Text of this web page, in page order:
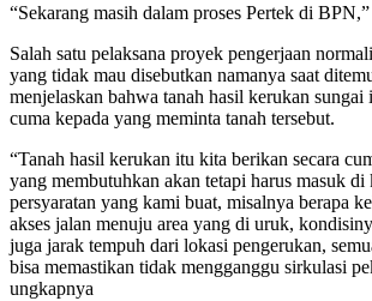
“Sekarang masih dalam proses Pertek di
Salah satu pelaksana proyek pengerjaan
yang tidak mau disebutkan namanya saat
menjelaskan bahwa tanah hasil kerukan
cuma kepada yang meminta tanah tersebut.
“Tanah hasil kerukan itu kita berikan secara
yang membutuhkan akan tetapi harus masuk di
persyaratan yang kami buat, misalnya berapa
akses jalan menuju area yang di uruk,
juga jarak tempuh dari lokasi pengerukan,
bisa memastikan tidak mengganggu sirkulasi
ungkapnya